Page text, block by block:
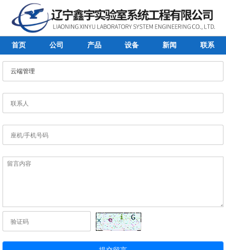
首页 公司 产品 设备 新闻 联系